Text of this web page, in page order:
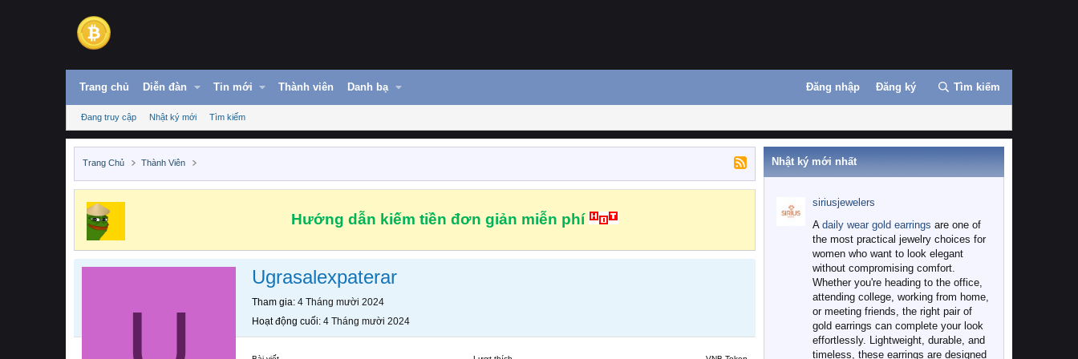
Trang chủ Diễn đàn Tin mới Thành viên Danh bạ Đăng nhập Đăng ký Tìm kiếm
Đang truy cập Nhật ký mới Tìm kiếm
Trang Chủ Thành Viên
Hướng dẫn kiếm tiền đơn giản miễn phí
Ugrasalexpaterar
Tham gia 4 Tháng mười 2024
Hoạt động cuối 4 Tháng mười 2024
Nhật ký mới nhất
siriusjewelers
A daily wear gold earrings are one of
the most practical jewelry choices for
women who want to look elegant
without compromising comfort.
Whether you're heading to the office,
attending college, working from home,
or meeting friends, the right pair of
gold earrings can complete your look
effortlessly. Lightweight, durable, and
timeless, these earrings are designed